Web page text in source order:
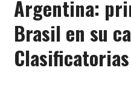
Argentina:
Brasil en su
Clasificatorias